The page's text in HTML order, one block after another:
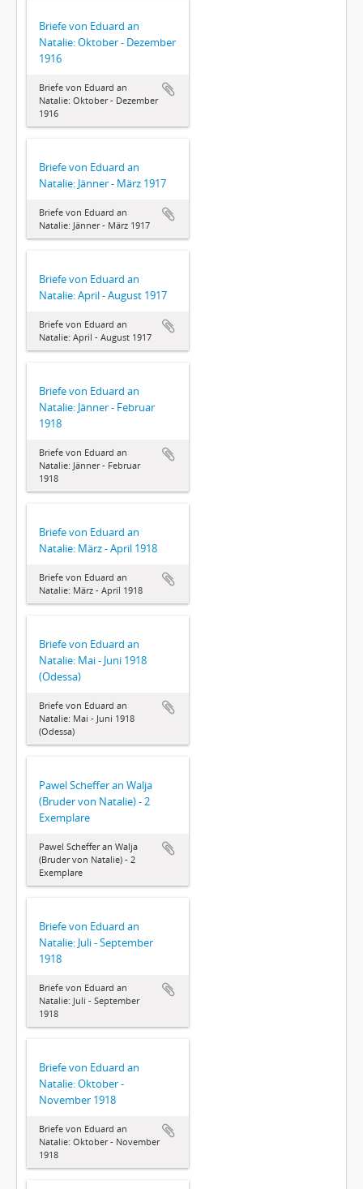
Briefe von Eduard an
Natalie: Oktober - Dezember
1916
Briefe von Eduard an
Natalie: Oktober - Dezember
1916
Briefe von Eduard an
Natalie: Jänner - März 1917
Briefe von Eduard an
Natalie: Jänner - März 1917
Briefe von Eduard an
Natalie: April - August 1917
Briefe von Eduard an
Natalie: April - August 1917
Briefe von Eduard an
Natalie: Jänner - Februar
1918
Briefe von Eduard an
Natalie: Jänner - Februar
1918
Briefe von Eduard an
Natalie: März - April 1918
Briefe von Eduard an
Natalie: März - April 1918
Briefe von Eduard an
Natalie: Mai - Juni 1918
(Odessa)
Briefe von Eduard an
Natalie: Mai - Juni 1918
(Odessa)
Pawel Scheffer an Walja
(Bruder von Natalie) - 2
Exemplare
Pawel Scheffer an Walja
(Bruder von Natalie) - 2
Exemplare
Briefe von Eduard an
Natalie: Juli - September
1918
Briefe von Eduard an
Natalie: Juli - September
1918
Briefe von Eduard an
Natalie: Oktober -
November 1918
Briefe von Eduard an
Natalie: Oktober - November
1918